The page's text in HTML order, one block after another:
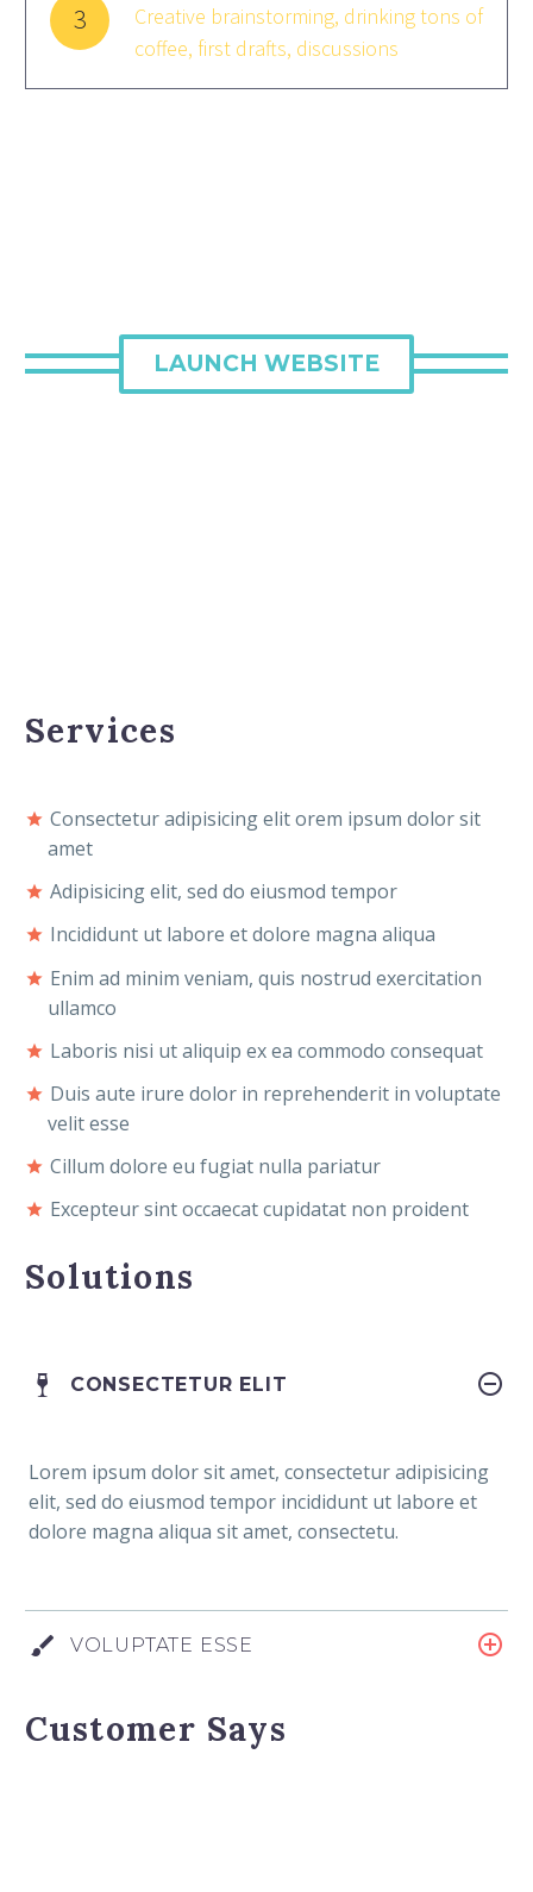
3
Creative brainstorming, drinking tons of
coffee, first drafts, discussions
LAUNCH WEBSITE
Services
Consectetur adipisicing elit orem ipsum dolor sit
amet
Adipisicing elit, sed do eiusmod tempor
Incididunt ut labore et dolore magna aliqua
Enim ad minim veniam, quis nostrud exercitation
ullamco
Laboris nisi ut aliquip ex ea commodo consequat
Duis aute irure dolor in reprehenderit in voluptate
velit esse
Cillum dolore eu fugiat nulla pariatur
Excepteur sint occaecat cupidatat non proident
Solutions
CONSECTETUR ELIT
Lorem ipsum dolor sit amet, consectetur adipisicing
elit, sed do eiusmod tempor incididunt ut labore et
dolore magna aliqua sit amet, consectetu.
VOLUPTATE ESSE
Customer Says